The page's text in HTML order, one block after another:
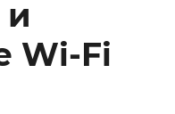
Wi‑Fi